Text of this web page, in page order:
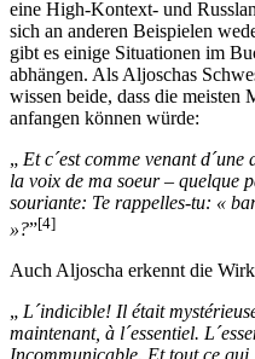
eine High-Kontext- und
sich an anderen Beispielen
gibt es einige Situationen im
abhängen. Als Aljoschas
wissen beide, dass die meisten
anfangen können würde:
„ Et c´est comme venant
la voix de ma soeur – quelque
souriante: Te rappelles-tu: «
»?”[4]
Auch Aljoscha erkennt die
„ L´indicible! Il était
maintenant, à l´essentiel.